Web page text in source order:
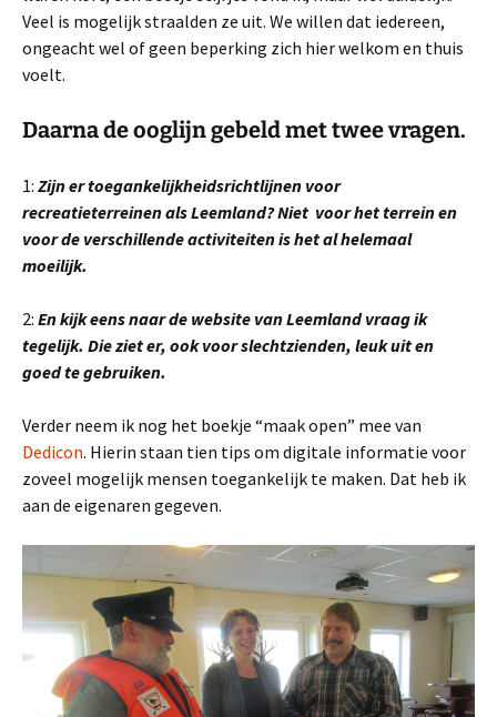
Veel is mogelijk straalden ze uit. We willen dat iedereen,
ongeacht wel of geen beperking zich hier welkom en thuis
voelt.
Daarna de ooglijn gebeld met twee vragen.
1: Zijn er toegankelijkheidsrichtlijnen voor
recreatieterreinen als Leemland? Niet voor het terrein en
voor de verschillende activiteiten is het al helemaal
moeilijk.
2: En kijk eens naar de website van Leemland vraag ik
tegelijk. Die ziet er, ook voor slechtzienden, leuk uit en
goed te gebruiken.
Verder neem ik nog het boekje “maak open” mee van
Dedicon. Hierin staan tien tips om digitale informatie voor
zoveel mogelijk mensen toegankelijk te maken. Dat heb ik
aan de eigenaren gegeven.